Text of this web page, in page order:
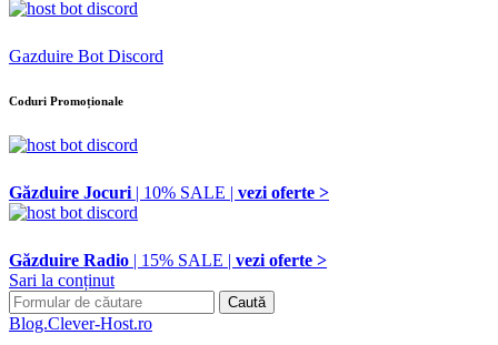
Gazduire Bot Discord
Coduri Promoționale
Găzduire Jocuri | 10% SALE | vezi oferte >
Găzduire Radio | 15% SALE | vezi oferte >
Sari la conținut
Search
for:
Blog.Clever-Host.ro